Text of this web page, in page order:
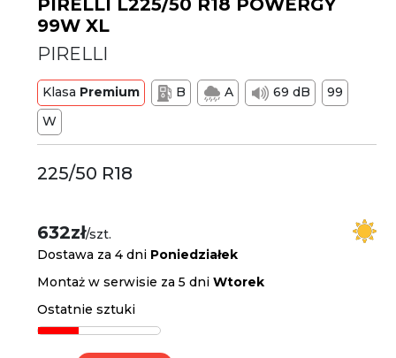
PIRELLI L225/50 R18 POWERGY
99W XL
PIRELLI
Klasa Premium B A 69 dB
99
W
225/50 R18
632zł/szt.
Dostawa za 4 dni Poniedziałek
Montaż w serwisie za 5 dniWtorek
Ostatnie sztuki